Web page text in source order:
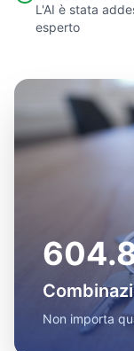
L'AI è stata
esperto
Non importa